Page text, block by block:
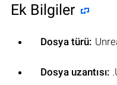
Ek Bilgiler
Dosya türü:
Dosya uzantısı: